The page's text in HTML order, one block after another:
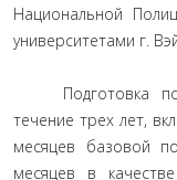
Национальной
университетами г.
Подготовка
течение трех лет,
месяцев базовой
месяцев в